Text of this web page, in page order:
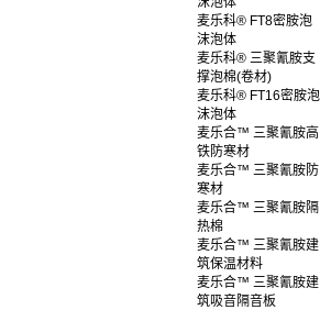
麦乐科® FT8密胺泡
沫泡体
麦乐科® 三聚氰胺支
撑泡棉(卷材)
麦乐科® FT16密胺泡
沫泡体
麦乐合™ 三聚氰胺高
铁防寒材
麦乐合™ 三聚氰胺防
寒材
麦乐合™ 三聚氰胺隔
热棉
麦乐合™ 三聚氰胺建
筑保温材料
麦乐合™ 三聚氰胺建
筑吸音隔音板